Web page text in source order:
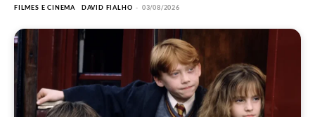
FILMES E CINEMA DAVID FIALHO - 03/08/2026